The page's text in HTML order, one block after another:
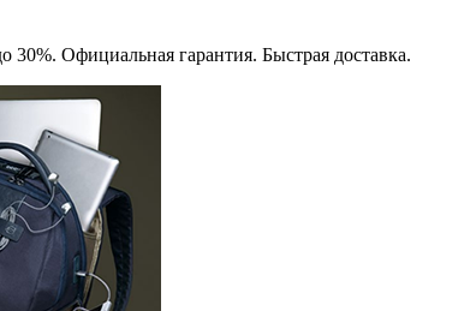
Официальная гарантия. Быстрая доставка.